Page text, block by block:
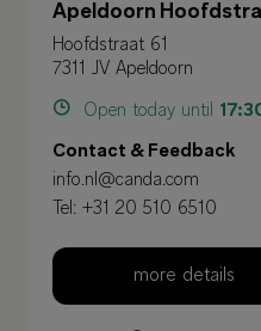
Apeldoorn
Hoofdstraat 61
7311 JV Apeldoorn
Open today until
Contact & Feedback
info.nl@canda.com
Tel: +31 20 510 6510
more details